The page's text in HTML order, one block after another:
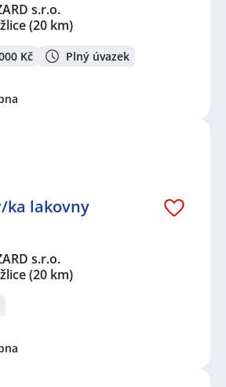
s.r.o.
(20 km)
Kč Plný úvazek
ka lakovny
s.r.o.
(20 km)